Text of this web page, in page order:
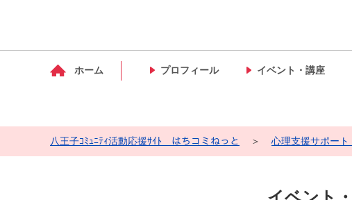
ホーム プロフィール イベント・講座
マイメディア検索
八王子ｺﾐｭﾆﾃｨ活動応援ｻｲﾄ はちコミねっと ＞ 心理支援サポー